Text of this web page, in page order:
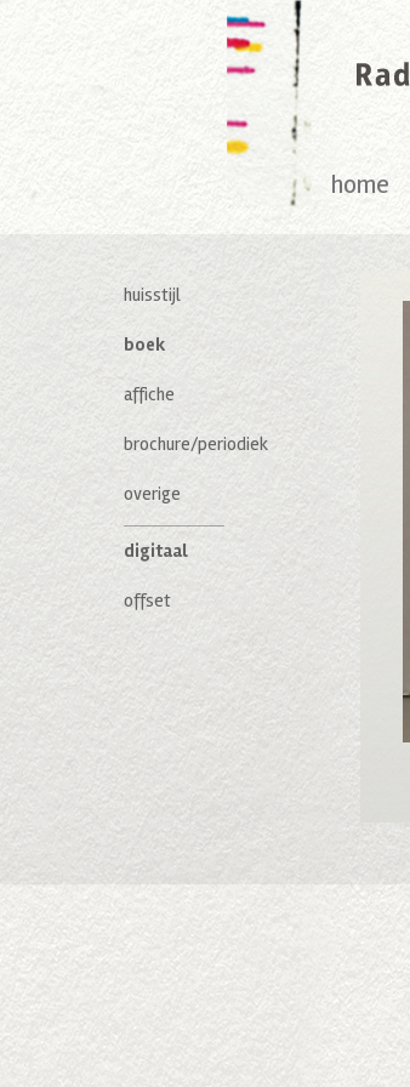
home
huisstijl
boek
affiche
brochure/periodiek
overige
digitaal
offset